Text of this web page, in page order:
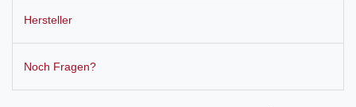
Hersteller
Noch Fragen?